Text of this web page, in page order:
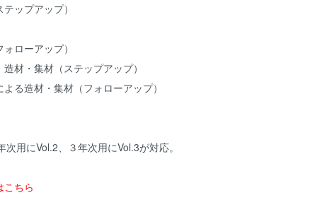
ップアップ）
ローアップ）
材・集材（ステップアップ）
る造材・集材（フォローアップ）
次用にVol.2、３年次用にVol.3が対応。
こちら